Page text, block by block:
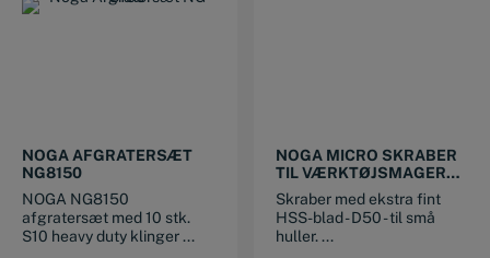
NOGA AFGRATERSÆT
NG8150
NOGA NG8150
afgratersæt med 10 stk.
S10 heavy duty klinger ...
NOGA MICRO SKRABER
TIL VÆRKTØJSMAGERE
FT11001
Skraber med ekstra fint
HSS-blad - D50 - til små
huller. ...